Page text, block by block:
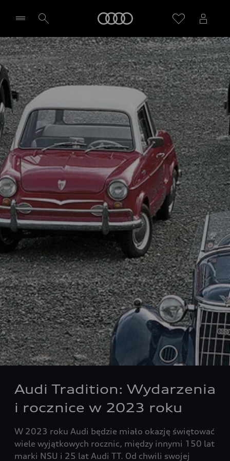
Wybierz Twojego Partnera Audi
Audi Tradition: Wydarzenia
i rocznice w 2023 roku
W 2023 roku Audi będzie miało okazję świętować
wiele wyjątkowych rocznic, między innymi 150 lat
marki NSU i 25 lat Audi TT. Od chwili swojej